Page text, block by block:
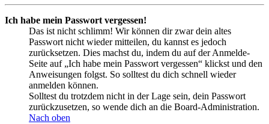
Ich habe mein Passwort vergessen!
Das ist nicht schlimm! Wir können dir zwar dein altes
Passwort nicht wieder mitteilen, du kannst es jedoch
zurücksetzen. Dies machst du, indem du auf der Anmelde-
Seite auf „Ich habe mein Passwort vergessen“ klickst und den
Anweisungen folgst. So solltest du dich schnell wieder
anmelden können.
Solltest du trotzdem nicht in der Lage sein, dein Passwort
zurückzusetzen, so wende dich an die Board-Administration.
Nach oben